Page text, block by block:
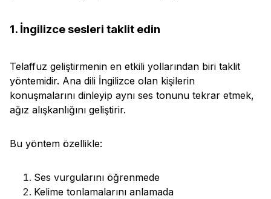
1. İngilizce sesleri taklit edin
Telaffuz geliştirmenin en etkili yollarından biri taklit
yöntemidir. Ana dili İngilizce olan kişilerin
konuşmalarını dinleyip aynı ses tonunu tekrar etmek,
ağız alışkanlığını geliştirir.
Bu yöntem özellikle:
Ses vurgularını öğrenmede
Kelime tonlamalarını anlamada